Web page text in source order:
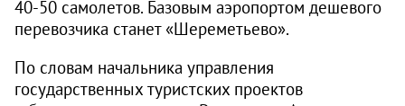
40-50 самолетов. Базовым аэропортом дешевого
перевозчика станет «Шереметьево».
По словам начальника управления
государственных туристских проектов